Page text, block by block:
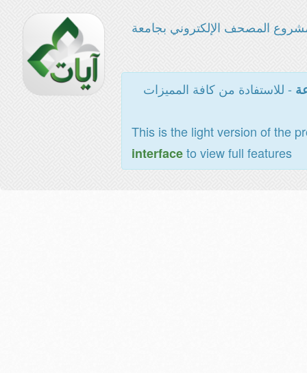
المصحف الإلكتروني بجامعة
- للاستفادة من كافة المميزات
This is the light version of the
interfaceto view full features